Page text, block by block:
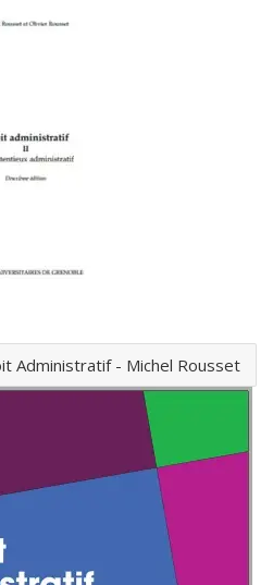
Administratif - Michel Rousset